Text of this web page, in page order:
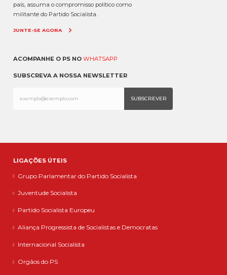
país, assuma o compromisso político como
militante do Partido Socialista.
JUNTE-SE AGORA
ACOMPANHE O PS NO WHATSAPP
SUBSCREVA A NOSSA NEWSLETTER
LIGAÇÕES ÚTEIS
Grupo Parlamentar do Partido Socialista
Juventude Socialista
Partido Socialista Europeu
Aliança Progressista de Socialistas e Democratas
Internacional Socialista
Orgãos do PS